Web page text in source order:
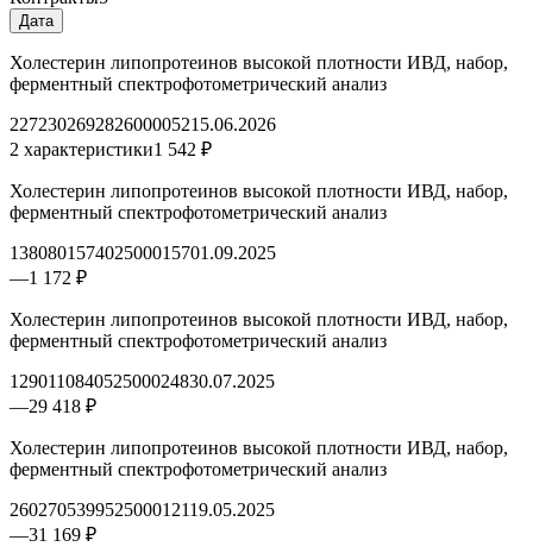
Дата
Холестерин липопротеинов высокой плотности ИВД, набор,
ферментный спектрофотометрический анализ
227230269282600005215.06.2026
2 характеристики1 542 ₽
Холестерин липопротеинов высокой плотности ИВД, набор,
ферментный спектрофотометрический анализ
138080157402500015701.09.2025
—1 172 ₽
Холестерин липопротеинов высокой плотности ИВД, набор,
ферментный спектрофотометрический анализ
129011084052500024830.07.2025
—29 418 ₽
Холестерин липопротеинов высокой плотности ИВД, набор,
ферментный спектрофотометрический анализ
260270539952500012119.05.2025
—31 169 ₽